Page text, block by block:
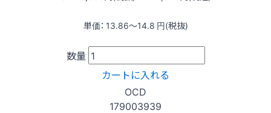
単価： 13.86〜14.8 円(税抜)
数量
カートに入れる
OCD
179003939